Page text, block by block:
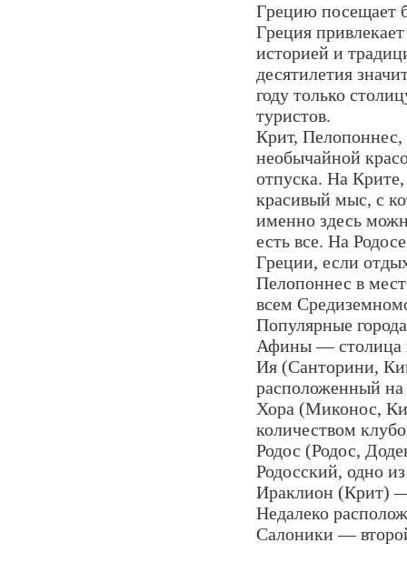
Грецию посещает
Греция
историей и
десятилетия
году только
туристов.
Крит, Пелопоннес,
необычайной
отпуска. На
красивый мыс, с
именно здесь
есть все. На
Греции, если
Пелопоннес в
всем
Популярные
Афины — столица
Ия (Санторини,
расположенный
Хора (Миконос,
количеством
Родос (Родос,
Родосский, одно
Ираклион (Крит)
Недалеко
Салоники —